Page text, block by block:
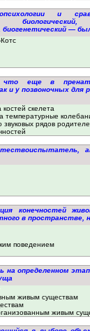
и
биологический,
биогенетический —
что еще в
и у позвоночных для
костей скелета
температурные
звуковых рядов
конечностей
в пространстве,
поведением
на определенном
живым существам
живым